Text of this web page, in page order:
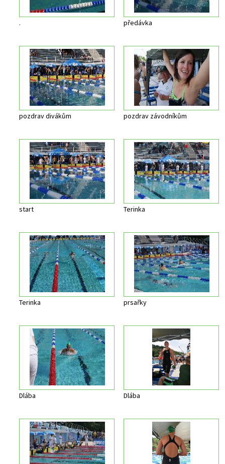
. předávka
pozdrav divákům pozdrav závodníkům
start Terinka
Terinka prsařky
Dlába Dlába